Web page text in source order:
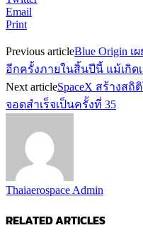
Email
Print
Previous articleBlue Origin เ
อีกครั้งภายในสิ้นปีนี้ แม้เกิด
Next articleSpaceX สร้างสถิ
จอดสำเร็จเป็นครั้งที่ 35
Thaiaerospace Admin
RELATED ARTICLES